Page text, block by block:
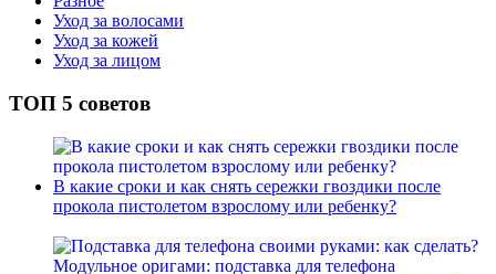
Уход за волосами
Уход за кожей
Уход за лицом
ТОП 5 советов
В какие сроки и как снять сережки гвоздики после
прокола пистолетом взрослому или ребенку?